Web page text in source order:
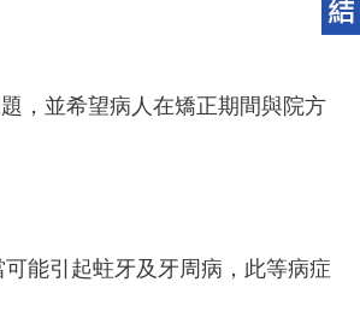
，並希望病人在矯正期間與院方
能引起蛀牙及牙周病，此等病症